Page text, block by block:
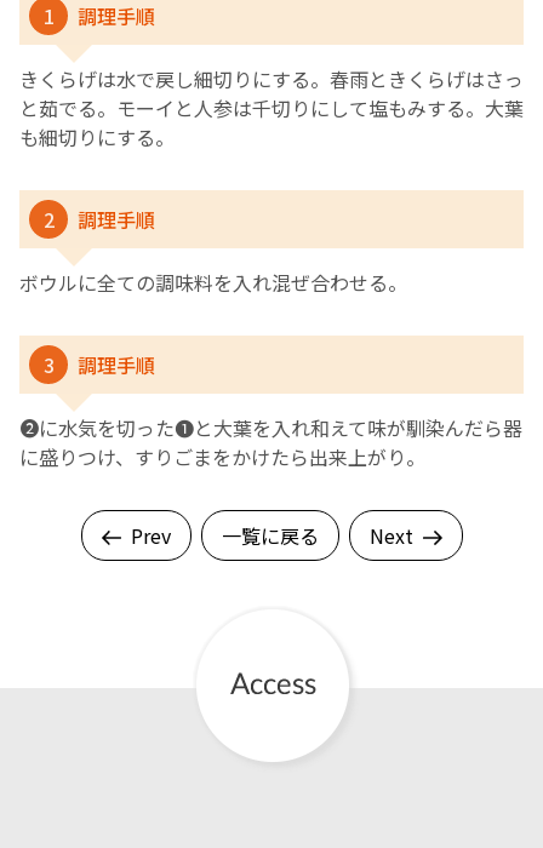
1 調理手順
きくらげは水で戻し細切りにする。春雨ときくらげはさっ
と茹でる。モーイと人参は千切りにして塩もみする。大葉
も細切りにする。
2 調理手順
ボウルに全ての調味料を入れ混ぜ合わせる。
3 調理手順
❷に水気を切った❶と大葉を入れ和えて味が馴染んだら器
に盛りつけ、すりごまをかけたら出来上がり。
Prev 一覧に戻る Next